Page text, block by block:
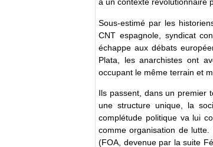
à un contexte révolutionnaire
Sous-estimé par les
CNT espagnole, syndicat
échappe aux débats
Plata, les anarchistes ont
occupant le même terrain et
Ils passent, dans un premier
une structure unique, la
complétude politique va lui
comme organisation de
(FOA, devenue par la suite